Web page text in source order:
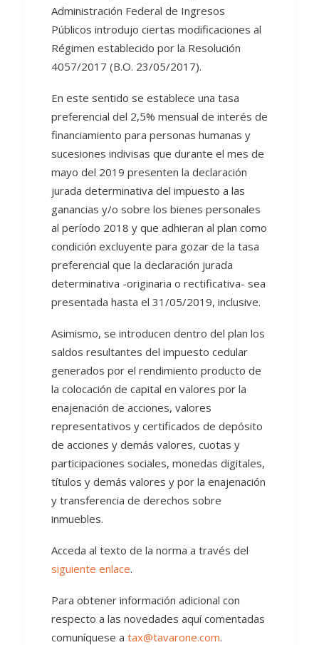
Administración Federal de Ingresos
Públicos introdujo ciertas modificaciones al
Régimen establecido por la Resolución
4057/2017 (B.O. 23/05/2017).
En este sentido se establece una tasa
preferencial del 2,5% mensual de interés de
financiamiento para personas humanas y
sucesiones indivisas que durante el mes de
mayo del 2019 presenten la declaración
jurada determinativa del impuesto a las
ganancias y/o sobre los bienes personales
al período 2018 y que adhieran al plan como
condición excluyente para gozar de la tasa
preferencial que la declaración jurada
determinativa -originaria o rectificativa- sea
presentada hasta el 31/05/2019, inclusive.
Asimismo, se introducen dentro del plan los
saldos resultantes del impuesto cedular
generados por el rendimiento producto de
la colocación de capital en valores por la
enajenación de acciones, valores
representativos y certificados de depósito
de acciones y demás valores, cuotas y
participaciones sociales, monedas digitales,
títulos y demás valores y por la enajenación
y transferencia de derechos sobre
inmuebles.
Acceda al texto de la norma a través del
siguiente enlace.
Para obtener información adicional con
respecto a las novedades aquí comentadas
comuníquese a tax@tavarone.com.